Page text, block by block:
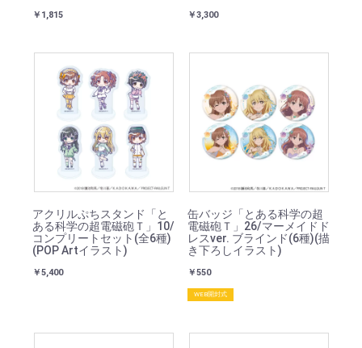
￥1,815 ￥3,300
アクリルぷちスタンド「と
ある科学の超電磁砲Ｔ」10/
コンプリートセット(全6種)
(POP Artイラスト)
￥5,400
缶バッジ「とある科学の超
電磁砲Ｔ」26/マーメイドド
レスver. ブラインド(6種)(描
き下ろしイラスト)
￥550
WEB開封式